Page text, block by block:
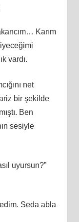
Karım
vardı.
net
bir şekilde
Ben
sesiyle
uyursun?”
Seda abla